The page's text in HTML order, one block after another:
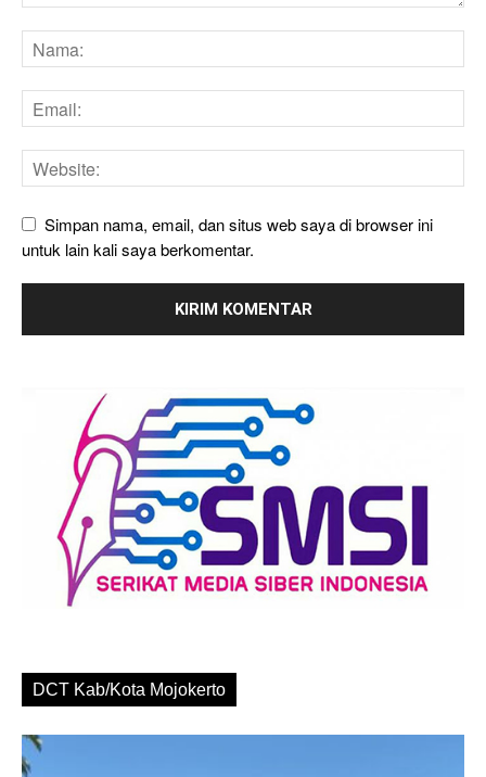
Simpan nama, email, dan situs web saya di browser ini
untuk lain kali saya berkomentar.
DCT Kab/Kota Mojokerto